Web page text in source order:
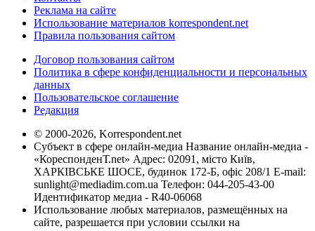
Реклама на сайте
Использование материалов korrespondent.net
Правила пользования сайтом
Договор пользования сайтом
Политика в сфере конфиденциальности и персональных
данных
Пользовательское соглашение
Редакция
© 2000-2026, Korrespondent.net
Субъект в сфере онлайн-медиа Название онлайн-медиа -
«КореспонденТ.net» Адрес: 02091, місто Київ,
ХАРКІВСЬКЕ ШОСЕ, будинок 172-Б, офіс 208/1 E-mail:
sunlight@mediadim.com.ua Телефон: 044-205-43-00
Идентификатор медиа - R40-06068
Использование любых материалов, размещённых на
сайте, разрешается при условии ссылки на